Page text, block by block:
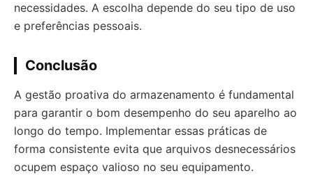
necessidades. A escolha depende do seu tipo de uso
e preferências pessoais.
Conclusão
A gestão proativa do armazenamento é fundamental
para garantir o bom desempenho do seu aparelho ao
longo do tempo. Implementar essas práticas de
forma consistente evita que arquivos desnecessários
ocupem espaço valioso no seu equipamento.